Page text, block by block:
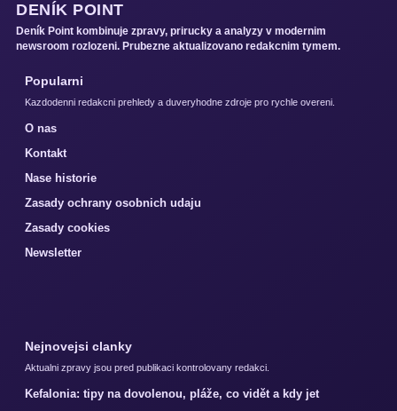
DENÍK POINT
Deník Point kombinuje zpravy, prirucky a analyzy v modernim
newsroom rozlozeni. Prubezne aktualizovano redakcnim tymem.
Popularni
Kazdodenni redakcni prehledy a duveryhodne zdroje pro rychle overeni.
O nas
Kontakt
Nase historie
Zasady ochrany osobnich udaju
Zasady cookies
Newsletter
Nejnovejsi clanky
Aktualni zpravy jsou pred publikaci kontrolovany redakci.
Kefalonia: tipy na dovolenou, pláže, co vidět a kdy jet